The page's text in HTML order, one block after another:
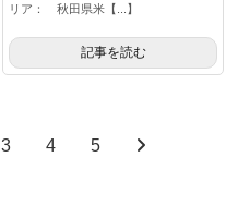
リア： 秋田県米【...】
記事を読む
3 4 5